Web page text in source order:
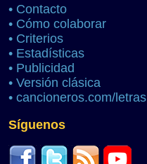
• Contacto
• Cómo colaborar
• Criterios
• Estadísticas
• Publicidad
• Versión clásica
• cancioneros.com/letras
Síguenos